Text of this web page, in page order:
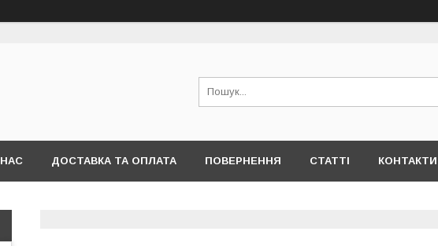
ДОСТАВКА ТА ОПЛАТА ПОВЕРНЕННЯ СТАТТІ КОНТАКТИ